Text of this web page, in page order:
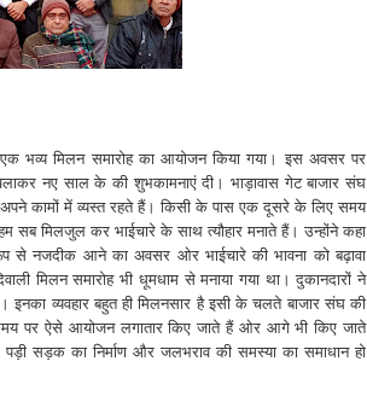
भव्य मिलन समारोह का आयोजन किया गया। इस अवसर पर
नए साल के की शुभकामनाएं दी। भाड़ावास गेट बाजार संघ
अपने कामों में व्यस्त रहते हैं। किसी के पास एक दूसरे के लिए समय
सब मिलजुल कर भाईचारे के साथ त्यौहार मनाते हैं। उन्होंने कहा
से नजदीक आने का अवसर ओर भाईचारे की भावना को बढ़ावा
मिलन समारोह भी धूमधाम से मनाया गया था। दुकानदारों ने
इनका व्यवहार बहुत ही मिलनसार है इसी के चलते बाजार संघ की
पर ऐसे आयोजन लगातार किए जाते हैं ओर आगे भी किए जाते
सड़क का निर्माण और जलभराव की समस्या का समाधान हो